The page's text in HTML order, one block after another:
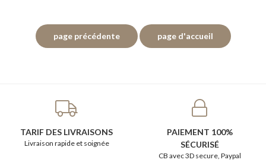
TARIF DES LIVRAISONS
Livraison rapide et soignée
PAIEMENT 100%
SÉCURISÉ
CB avec 3D secure, Paypal